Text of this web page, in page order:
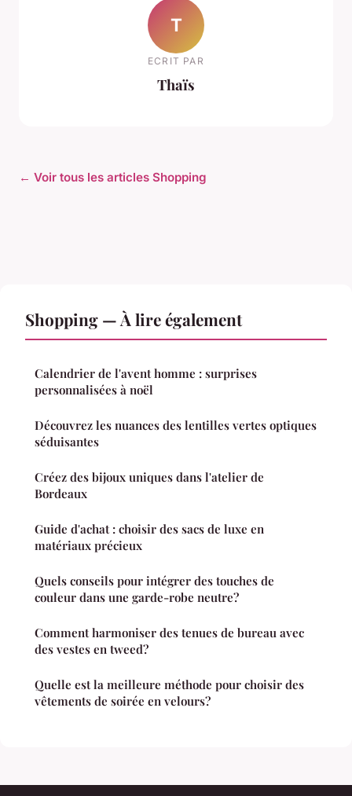
T
ECRIT PAR
Thaïs
← Voir tous les articles Shopping
Shopping — À lire également
Calendrier de l'avent homme : surprises
personnalisées à noël
Découvrez les nuances des lentilles vertes optiques
séduisantes
Créez des bijoux uniques dans l'atelier de
Bordeaux
Guide d'achat : choisir des sacs de luxe en
matériaux précieux
Quels conseils pour intégrer des touches de
couleur dans une garde-robe neutre?
Comment harmoniser des tenues de bureau avec
des vestes en tweed?
Quelle est la meilleure méthode pour choisir des
vêtements de soirée en velours?